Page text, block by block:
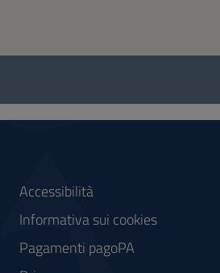
Accessibilità
Informativa sui cookies
Pagamenti pagoPA